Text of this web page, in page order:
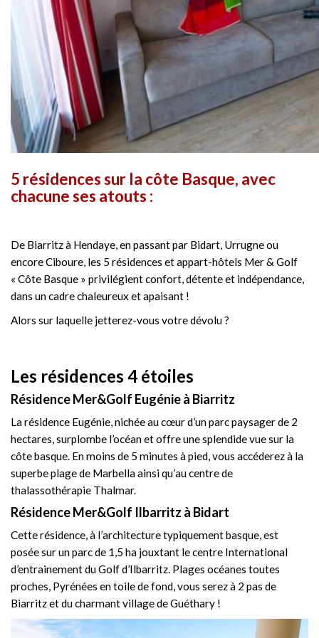
5 résidences sur la côte Basque, avec
chacune ses atouts :
De Biarritz à Hendaye, en passant par Bidart, Urrugne ou
encore Ciboure, les 5 résidences et appart-hôtels Mer & Golf
« Côte Basque » privilégient confort, détente et indépendance,
dans un cadre chaleureux et apaisant !
Alors sur laquelle jetterez-vous votre dévolu ?
Les résidences 4 étoiles
Résidence Mer&Golf Eugénie à Biarritz
La résidence Eugénie, nichée au cœur d’un parc paysager de 2
hectares, surplombe l’océan et offre une splendide vue sur la
côte basque. En moins de 5 minutes à pied, vous accéderez à la
superbe plage de Marbella ainsi qu’au centre de
thalassothérapie Thalmar.
Résidence Mer&Golf Ilbarritz à Bidart
Cette résidence, à l’architecture typiquement basque, est
posée sur un parc de 1,5 ha jouxtant le centre International
d’entrainement du Golf d’Ilbarritz. Plages océanes toutes
proches, Pyrénées en toile de fond, vous serez à 2 pas de
Biarritz et du charmant village de Guéthary !